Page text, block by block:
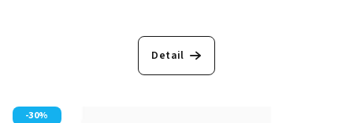
Detail
-30%